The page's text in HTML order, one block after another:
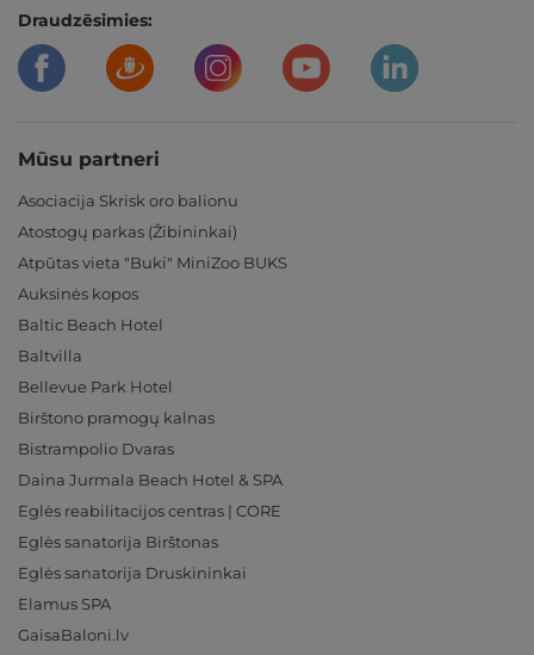
Draudzēsimies:
Mūsu partneri
Asociacija Skrisk oro balionu
Atostogų parkas (Žibininkai)
Atpūtas vieta "Buki" MiniZoo BUKS
Auksinės kopos
Baltic Beach Hotel
Baltvilla
Bellevue Park Hotel
Birštono pramogų kalnas
Bistrampolio Dvaras
Daina Jurmala Beach Hotel & SPA
Eglės reabilitacijos centras | CORE
Eglės sanatorija Birštonas
Eglės sanatorija Druskininkai
Elamus SPA
GaisaBaloni.lv